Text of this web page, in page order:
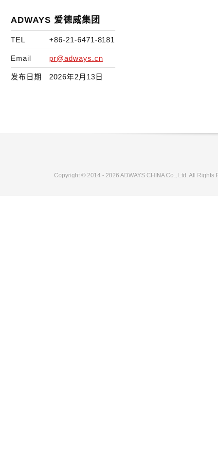
ADWAYS 爱德威集团
TEL +86-21-6471-8181
Email pr@adways.cn
发布日期 2026年2月13日
Copyright © 2014 - 2026 ADWAYS CHINA Co., Ltd. All Rights